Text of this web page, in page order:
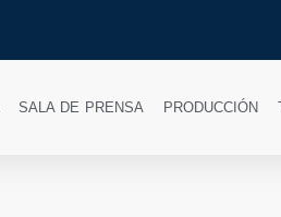
SALA DE PRENSA PRODUCCIÓN